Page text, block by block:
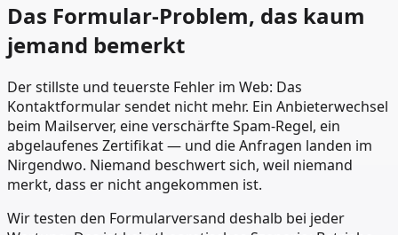
Das Formular-Problem, das kaum
jemand bemerkt
Der stillste und teuerste Fehler im Web: Das
Kontaktformular sendet nicht mehr. Ein Anbieterwechsel
beim Mailserver, eine verschärfte Spam-Regel, ein
abgelaufenes Zertifikat — und die Anfragen landen im
Nirgendwo. Niemand beschwert sich, weil niemand
merkt, dass er nicht angekommen ist.
Wir testen den Formularversand deshalb bei jeder